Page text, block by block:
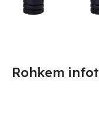
Rohkem infot